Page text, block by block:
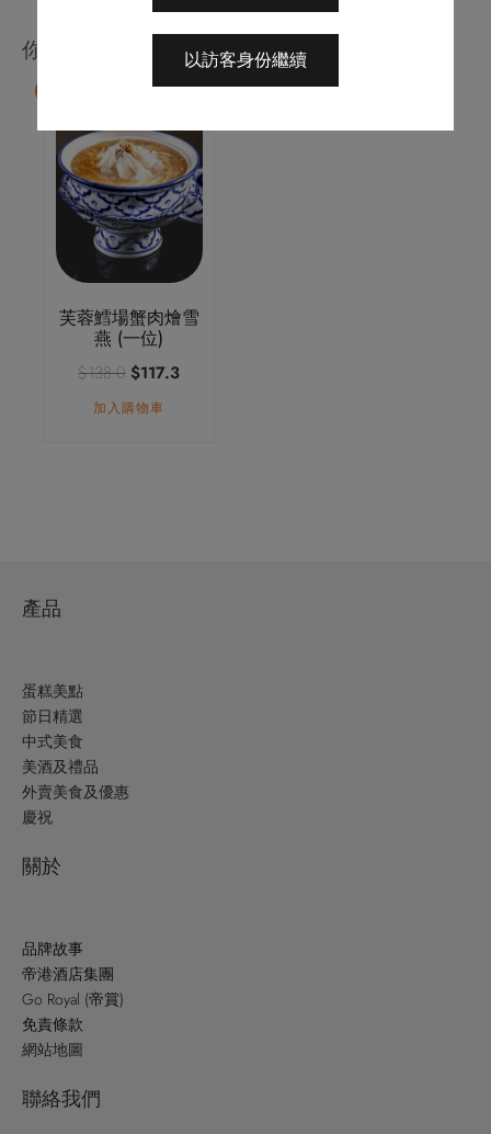
你可能會喜歡
芙蓉鱈場蟹肉燴雪
燕 (一位)
$138.0 原
始
$117.3目
加入購物車
產品
蛋糕美點
節日精選
中式美食
美酒及禮品
外賣美食及優惠
慶祝
關於
品牌故事
帝港酒店集團
Go Royal (帝賞)
免責條款
網站地圖
聯絡我們
以訪客身份繼續